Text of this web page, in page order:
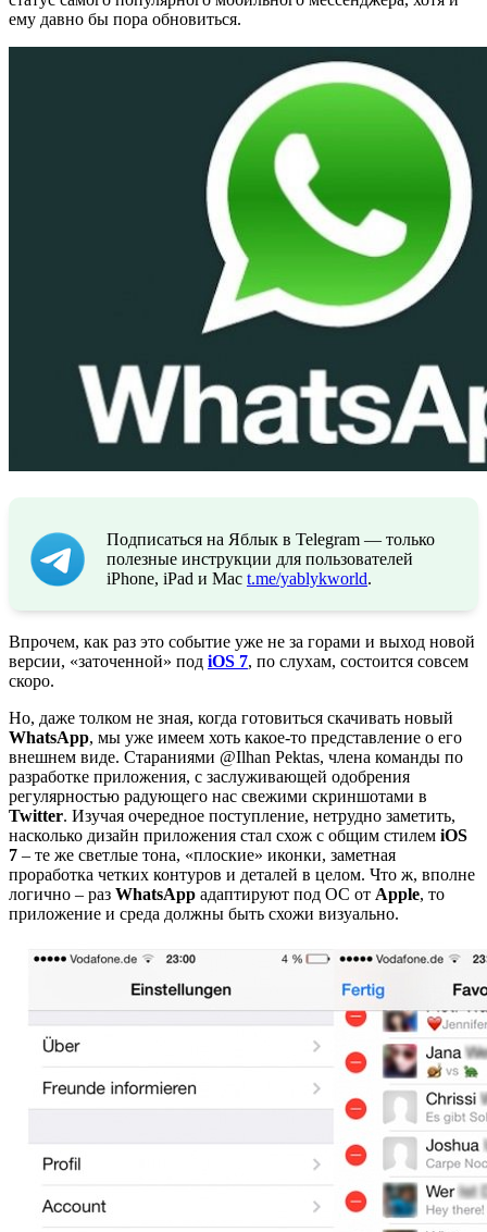
ему давно бы пора обновиться.
Подписаться на Яблык в Telegram — только
полезные инструкции для пользователей
iPhone, iPad и Mac t.me/yablykworld.
Впрочем, как раз это событие уже не за горами и выход новой
версии, «заточенной» под iOS 7, по слухам, состоится совсем
скоро.
Но, даже толком не зная, когда готовиться скачивать новый
WhatsApp, мы уже имеем хоть какое-то представление о его
внешнем виде. Стараниями @Ilhan Pektas, члена команды по
разработке приложения, с заслуживающей одобрения
регулярностью радующего нас свежими скриншотами в
Twitter. Изучая очередное поступление, нетрудно заметить,
насколько дизайн приложения стал схож с общим стилем iOS
7 – те же светлые тона, «плоские» иконки, заметная
проработка четких контуров и деталей в целом. Что ж, вполне
логично – раз WhatsApp адаптируют под ОС от Apple, то
приложение и среда должны быть схожи визуально.